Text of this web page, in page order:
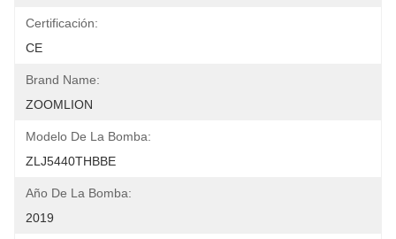
Certificación:
CE
Brand Name:
ZOOMLION
Modelo De La Bomba:
ZLJ5440THBBE
Año De La Bomba:
2019